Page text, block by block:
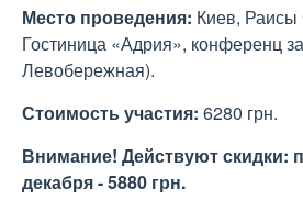
Место проведения: Киев, Раисы
Гостиница «Адрия», конференц
Левобережная).
Стоимость участия: 6280 грн.
Внимание! Действуют скидки:
декабря - 5880 грн.